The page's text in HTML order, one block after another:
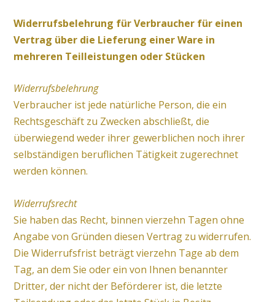
Widerrufsbelehrung für Verbraucher für einen
Vertrag über die Lieferung einer Ware in
mehreren Teilleistungen oder Stücken
Widerrufsbelehrung
Verbraucher ist jede natürliche Person, die ein
Rechtsgeschäft zu Zwecken abschließt, die
überwiegend weder ihrer gewerblichen noch ihrer
selbständigen beruflichen Tätigkeit zugerechnet
werden können.
Widerrufsrecht
Sie haben das Recht, binnen vierzehn Tagen ohne
Angabe von Gründen diesen Vertrag zu widerrufen.
Die Widerrufsfrist beträgt vierzehn Tage ab dem
Tag, an dem Sie oder ein von Ihnen benannter
Dritter, der nicht der Beförderer ist, die letzte